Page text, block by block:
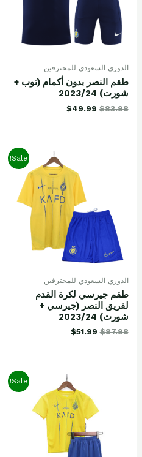
الدوري السعودي للمحترفين
طقم النصر بدون أكمام (توب +
شورت) 2023/24
$83.98
$49.99
Sale!
الدوري السعودي للمحترفين
طقم جيرسي لكرة القدم
لفريق النصر (جيرسي +
شورت) 2023/24
$87.98
$51.99
Sale!